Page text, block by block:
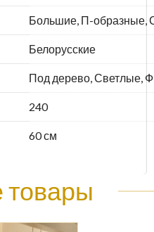
Большие, П-образные,
Белорусские
Под дерево, Светлые,
240
60 см